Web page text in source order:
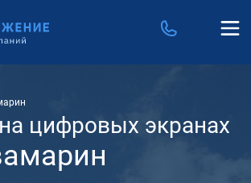
цифровых экранах